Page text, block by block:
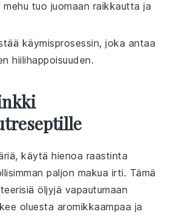
mehu tuo juomaan raikkautta ja
käymisprosessin, joka antaa
hiilihappoisuuden.
, käytä hienoa raastinta
paljon makua irti. Tämä
öljyjä vapautumaan
oluesta aromikkaampaa ja